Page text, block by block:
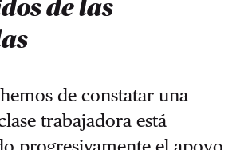
de las
de constatar una
trabajadora está
progresivamente el apoyo